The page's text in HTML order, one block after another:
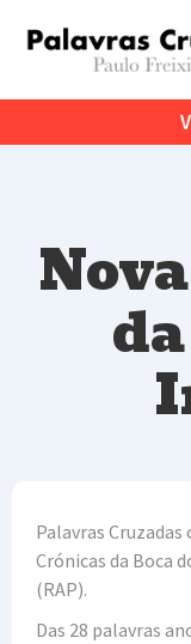
Palavras
Crónicas da Boca
(RAP).
Das 28 palavras